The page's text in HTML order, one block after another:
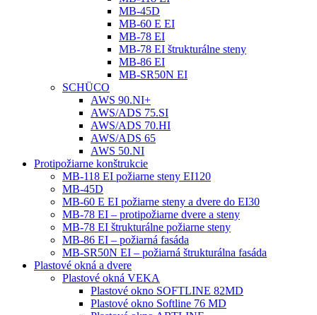
MB-45D
MB-60 E EI
MB-78 EI
MB-78 EI štrukturálne steny
MB-86 EI
MB-SR50N EI
SCHÜCO
AWS 90.NI+
AWS/ADS 75.SI
AWS/ADS 70.HI
AWS/ADS 65
AWS 50.NI
Protipožiarne konštrukcie
MB-118 EI požiarne steny EI120
MB-45D
MB-60 E EI požiarne steny a dvere do EI30
MB-78 EI – protipožiarne dvere a steny
MB-78 EI štrukturálne požiarne steny
MB-86 EI – požiarná fasáda
MB-SR50N EI – požiarná štrukturálna fasáda
Plastové okná a dvere
Plastové okná VEKA
Plastové okno SOFTLINE 82MD
Plastové okno Softline 76 MD